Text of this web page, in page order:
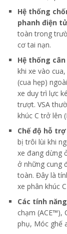
Hệ thống
phanh điện
toàn trong
cơ tai nạn.
Hệ thống
khi xe vào
(cua hẹp)
xe duy trì lực
trượt. VSA
khúc C trở lên
Chế độ hỗ
bị trôi lùi khi
xe đang dừng
ở những cung
toàn. Đây là
xe phân khúc
Các tính
chạm (ACE™),
phụ, Móc ghế